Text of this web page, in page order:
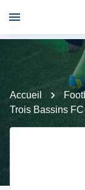
Accueil
Trois Bassins FC